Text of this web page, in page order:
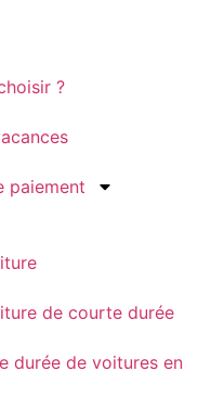
?
paiement
de courte durée
durée de voitures en